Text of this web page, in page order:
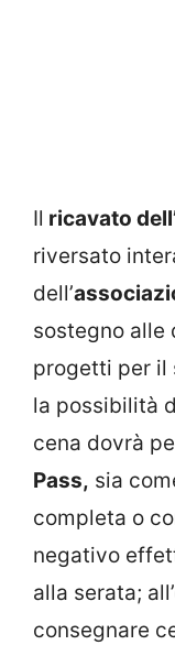
Il ricavato
riversato
dell’
sostegno alle
progetti per il
la possibilità
cena dovrà
Pass, sia
completa o
negativo
alla serata;
consegnare